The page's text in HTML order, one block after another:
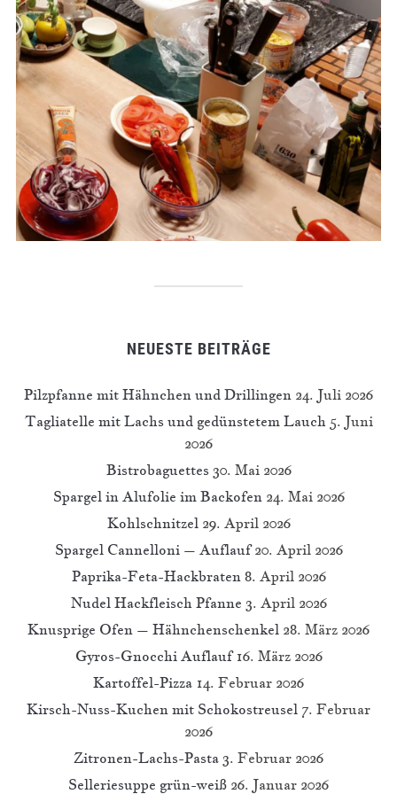
NEUESTE BEITRÄGE
Pilzpfanne mit Hähnchen und Drillingen 24. Juli 2026
Tagliatelle mit Lachs und gedünstetem Lauch 5. Juni
2026
Bistrobaguettes 30. Mai 2026
Spargel in Alufolie im Backofen 24. Mai 2026
Kohlschnitzel 29. April 2026
Spargel Cannelloni – Auflauf 20. April 2026
Paprika-Feta-Hackbraten 8. April 2026
Nudel Hackfleisch Pfanne 3. April 2026
Knusprige Ofen – Hähnchenschenkel 28. März 2026
Gyros-Gnocchi Auflauf 16. März 2026
Kartoffel-Pizza 14. Februar 2026
Kirsch-Nuss-Kuchen mit Schokostreusel 7. Februar
2026
Zitronen-Lachs-Pasta 3. Februar 2026
Selleriesuppe grün-weiß 26. Januar 2026